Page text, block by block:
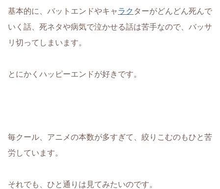
基本的に、バットエンドやキャラク ターがどんどん死んで
いく話、死ネタや病気で泣かせる話は苦手なので、バッサ
リ切ってしまいます。
とにかくハッピーエンドが好きです。
毎クール、アニメの本数が多すぎて、絞りこむのもひと苦
労しています。
それでも、ひと通りは見てみたいのです。